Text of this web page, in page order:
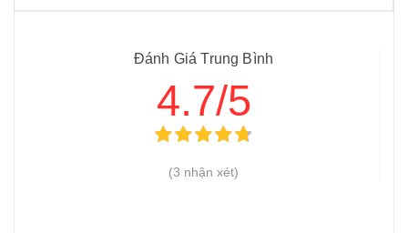
Đánh Giá Trung Bình
4.7/5
(3 nhận xét)